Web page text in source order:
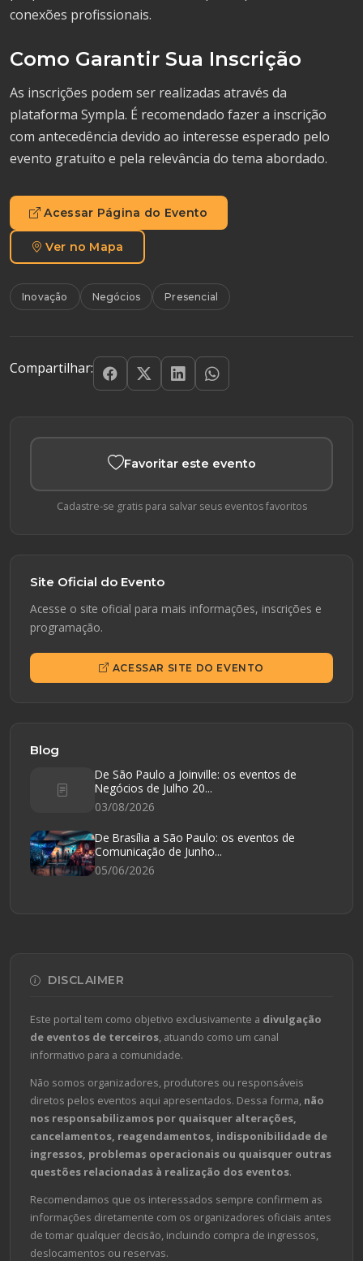
conexões profissionais.
Como Garantir Sua Inscrição
As inscrições podem ser realizadas através da
plataforma Sympla. É recomendado fazer a inscrição
com antecedência devido ao interesse esperado pelo
evento gratuito e pela relevância do tema abordado.
Acessar Página do Evento
Ver no Mapa
Inovação Negócios Presencial
Compartilhar:
Favoritar este evento
Cadastre-se gratis para salvar seus eventos favoritos
Site Oficial do Evento
Acesse o site oficial para mais informações, inscrições e
programação.
ACESSAR SITE DO EVENTO
Blog
De São Paulo a Joinville: os eventos de
Negócios de Julho 20...
03/08/2026
De Brasília a São Paulo: os eventos de
Comunicação de Junho...
05/06/2026
DISCLAIMER
Este portal tem como objetivo exclusivamente a divulgação
de eventos de terceiros, atuando como um canal
informativo para a comunidade.
Não somos organizadores, produtores ou responsáveis
diretos pelos eventos aqui apresentados. Dessa forma, não
nos responsabilizamos por quaisquer alterações,
cancelamentos, reagendamentos, indisponibilidade de
ingressos, problemas operacionais ou quaisquer outras
questões relacionadas à realização dos eventos.
Recomendamos que os interessados sempre confirmem as
informações diretamente com os organizadores oficiais antes
de tomar qualquer decisão, incluindo compra de ingressos,
deslocamentos ou reservas.